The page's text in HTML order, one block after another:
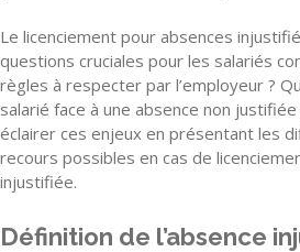
Le licenciement pour absences
questions cruciales pour les salariés
règles à respecter par l’employeur ?
salarié face à une absence non
éclairer ces enjeux en présentant les
recours possibles en cas de
injustifiée.
Définition de l’absence